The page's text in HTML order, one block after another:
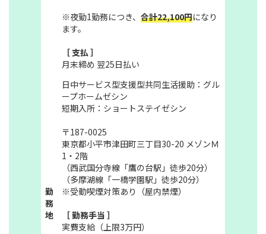
※夜勤1勤務につき、 合計22,100円になり
ます。
［ 支払 ］
月末締め 翌25日払い
勤
務
地
日中サービス型支援型共同生活援助：グル
ープホームゼシン
短期入所：ショートステイゼシン
〒187-0025
東京都小平市津田町三丁目30-20 メゾンＭ
1・2階
（西武国分寺線「鷹の台駅」徒歩20分）
（多摩湖線「一橋学園駅」徒歩20分）
※受動喫煙対策あり（屋内禁煙）
［ 勤務手当 ］
実費支給（上限3万円）